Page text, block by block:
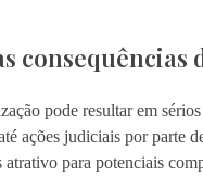
pode resultar em
ações judiciais por parte
para potenciais